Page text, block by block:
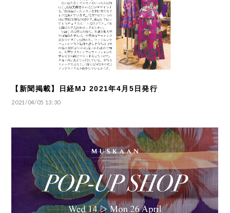
【新聞掲載】日経MJ 2021年4月5日発行
2021/04/05 13:30